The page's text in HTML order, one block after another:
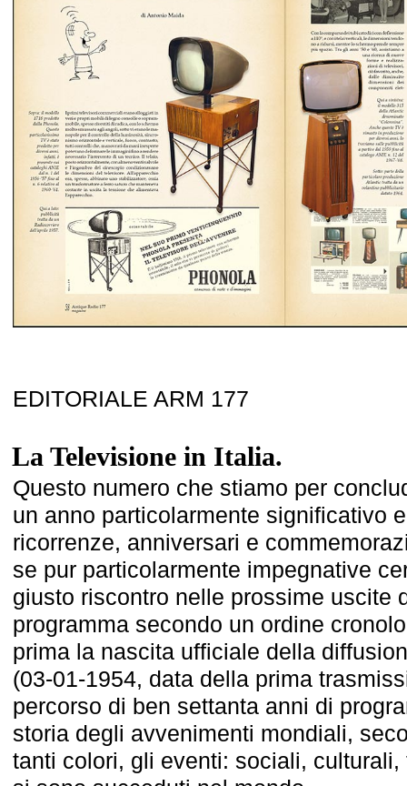
EDITORIALE ARM 177
La Televisione in Italia.
Questo numero che stiamo per
un anno particolarmente significativo
ricorrenze, anniversari e
se pur particolarmente impegnative
giusto riscontro nelle prossime uscite
programma secondo un ordine
prima la nascita ufficiale della
(03-01-1954, data della prima
percorso di ben settanta anni di
storia degli avvenimenti mondiali,
tanti colori, gli eventi: sociali,